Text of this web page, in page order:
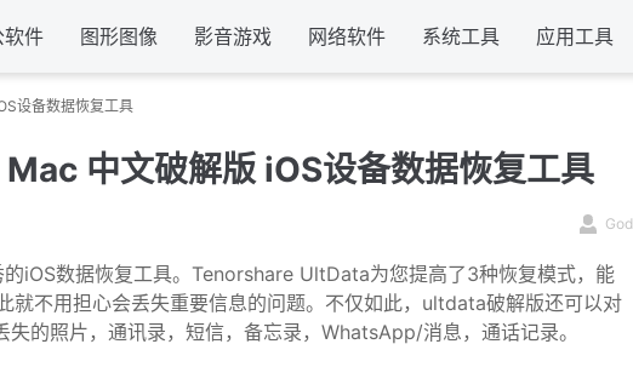
软件 图形图像 影音游戏 网络软件 系统工具 应用工具
设备数据恢复工具
中文破解版 iOS设备数据恢复工具
God
iOS数据恢复工具。Tenorshare UltData为您提高了3种恢复模式，能
就不用担心会丢失重要信息的问题。不仅如此，ultdata破解版还可以对
的照片，通讯录，短信，备忘录，WhatsApp/消息，通话记录。